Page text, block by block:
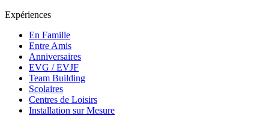
Expériences
En Famille
Entre Amis
Anniversaires
EVG / EVJF
Team Building
Scolaires
Centres de Loisirs
Installation sur Mesure